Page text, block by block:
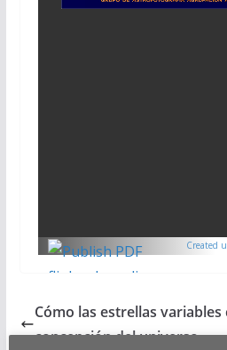
Created
Cómo las estrellas
concepción del universo